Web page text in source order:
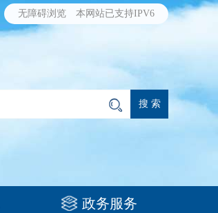
无障碍浏览 本网站已支持IPV6
政务服务